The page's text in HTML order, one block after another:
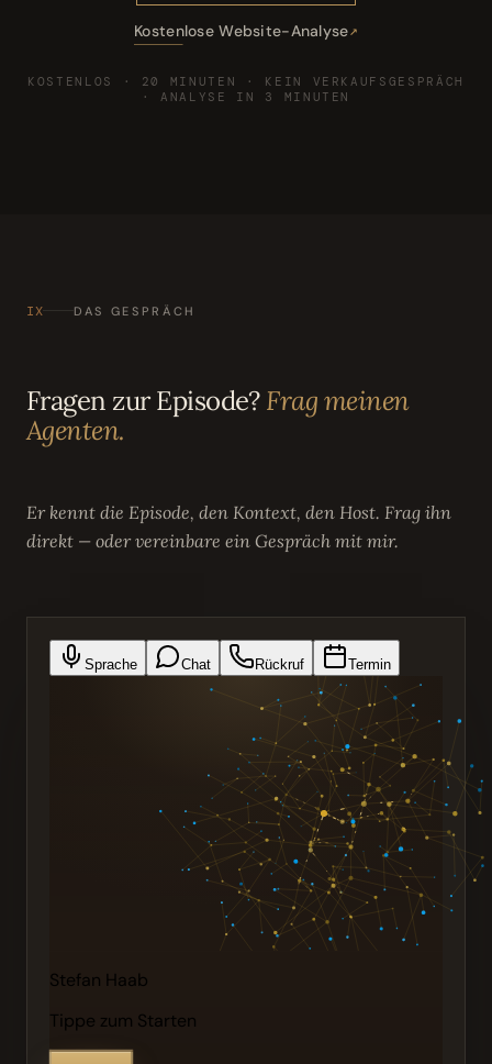
Kostenlose Website-Analyse
KOSTENLOS · 20 MINUTEN · KEIN VERKAUFSGESPRÄCH
· ANALYSE IN 3 MINUTEN
IX DAS GESPRÄCH
Fragen zur Episode?Frag meinen
Agenten.
Er kennt die Episode, den Kontext, den Host. Frag ihn
direkt — oder vereinbare ein Gespräch mit mir.
Sprache Chat Rückruf Termin
Stefan Haab
Tippe zum Starten